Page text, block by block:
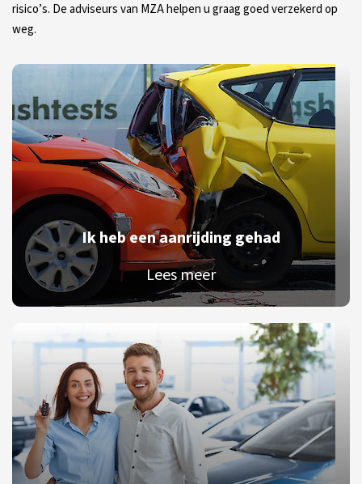
risico’s. De adviseurs van MZA helpen u graag goed verzekerd op
weg.
Ik heb een aanrijding gehad
Lees meer